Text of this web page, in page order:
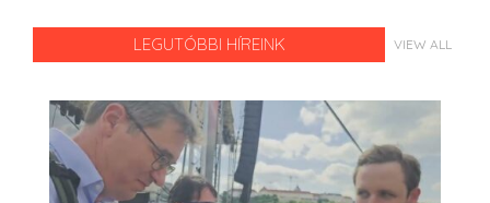
LEGUTÓBBI HÍREINK VIEW ALL